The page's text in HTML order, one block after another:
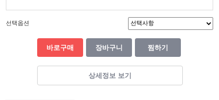
선택옵션
바로구매 장바구니 찜하기
상세정보 보기